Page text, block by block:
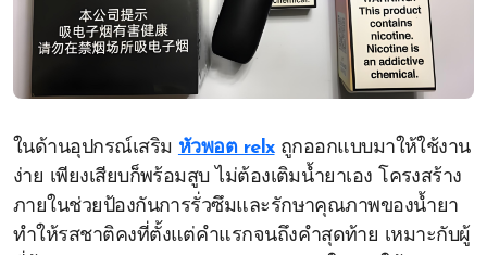
ในด้านอุปกรณ์เสริม หัวพอต relxถูกออกแบบมาให้ใช้งาน
ง่าย เพียงเสียบก็พร้อมสูบ ไม่ต้องเติมน้ำยาเอง โครงสร้าง
ภายในช่วยป้องกันการรั่วซึมและรักษาคุณภาพของน้ำยา
ทำให้รสชาติคงที่ตั้งแต่คำแรกจนถึงคำสุดท้าย เหมาะกับผู้